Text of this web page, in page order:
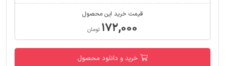
قیمت خرید این محصول
۱۷۲,۰۰۰ تومان
خرید و دانلود محصول